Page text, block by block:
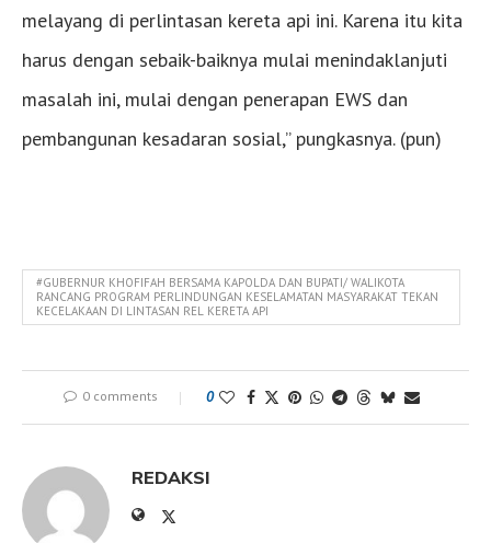
melayang di perlintasan kereta api ini. Karena itu kita
harus dengan sebaik-baiknya mulai menindaklanjuti
masalah ini, mulai dengan penerapan EWS dan
pembangunan kesadaran sosial,” pungkasnya. (pun)
#GUBERNUR KHOFIFAH BERSAMA KAPOLDA DAN BUPATI/ WALIKOTA
RANCANG PROGRAM PERLINDUNGAN KESELAMATAN MASYARAKAT TEKAN
KECELAKAAN DI LINTASAN REL KERETA API
0 comments 0
REDAKSI